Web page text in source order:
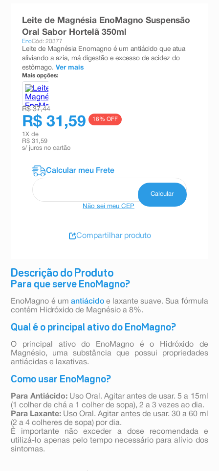
Descrição do Produto
Para que serve EnoMagno?
EnoMagno é um antiácidoe laxante suave. Sua fórmula
contém Hidróxido de Magnésio a 8%.
Qual é o principal ativo do EnoMagno?
O principal ativo do EnoMagno é o Hidróxido de
Magnésio, uma substância que possui propriedades
antiácidas e laxativas.
Como usar EnoMagno?
Para Antiácido:Uso Oral. Agitar antes de usar. 5 a 15ml
(1 colher de chá a 1 colher de sopa), 2 a 3 vezes ao dia.
Para Laxante: Uso Oral. Agitar antes de usar. 30 a 60 ml
(2 a 4 colheres de sopa) por dia.
É importante não exceder a dose recomendada e
utilizá-lo apenas pelo tempo necessário para alívio dos
sintomas.
Leite de Magnésia EnoMagno Suspensão
Oral Sabor Hortelã 350ml
EnoCód: 20377
Leite de Magnésia Enomagno é um antiácido que atua
aliviando a azia, má digestão e excesso de acidez do
estômago. Ver mais
Mais opções:
R$ 37,44
R$ 31,59 16% OFF
1 X de
R$ 31,59
s/ juros no cartão
Não sei meu CEP
Compartilhar produto
absorvente
10ºshampoo